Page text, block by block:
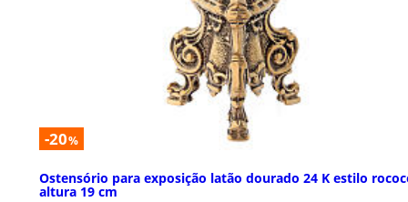
-20%
Ostensório para exposição latão dourado 24 K estilo
altura 19 cm